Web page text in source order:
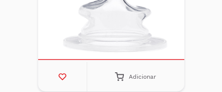
Adicionar